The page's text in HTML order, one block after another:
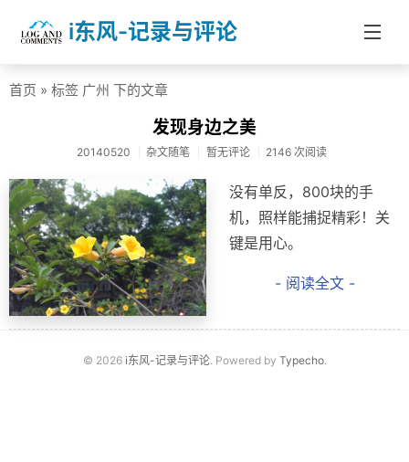
i东风-记录与评论
分类
社会热点
杂文随笔
信息技术
医药健康
学校教育
首页 » 标签 广州 下的文章
发现身边之美
20140520 杂文随笔 暂无评论 2146 次阅读
没有单反，800块的手
机，照样能捕捉精彩！关
键是用心。
- 阅读全文 -
© 2026 i东风-记录与评论. Powered by Typecho.